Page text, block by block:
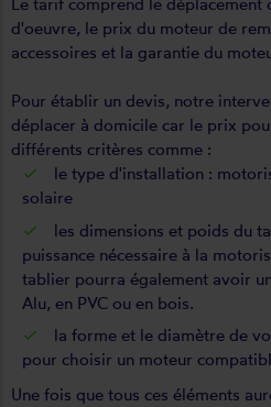
d'oeuvre, le prix du moteur de
accessoires et la garantie du
Pour établir un devis, notre
déplacer à domicile car le prix
différents critères comme :
le type d'installation :
solaire
les dimensions et poids du
puissance nécessaire à la
tablier pourra également avoir
Alu, en PVC ou en bois.
la forme et le diamètre de
pour choisir un moteur
Une fois que tous ces éléments